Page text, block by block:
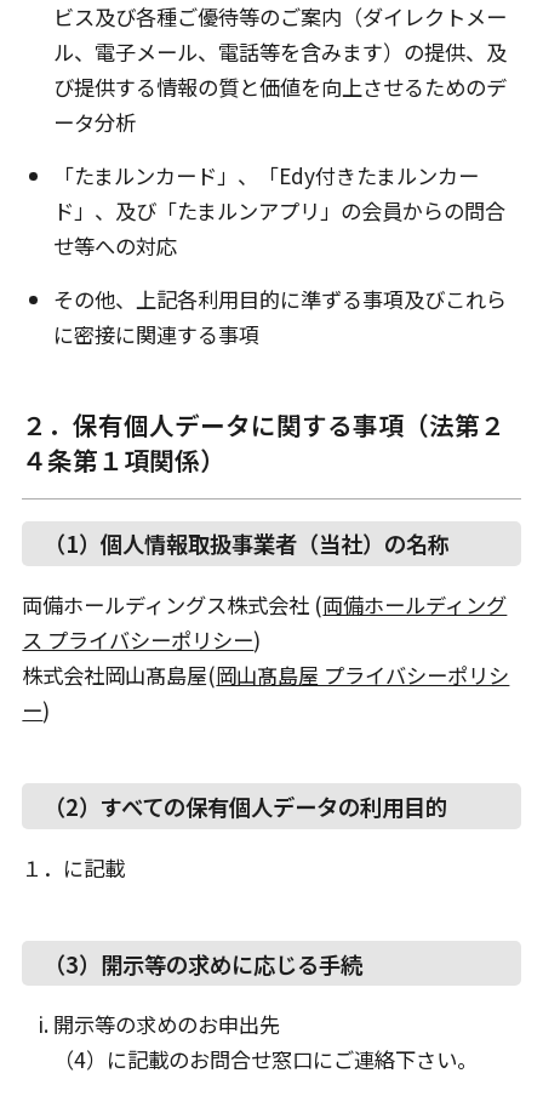
ビス及び各種ご優待等のご案内（ダイレクトメー
ル、電子メール、電話等を含みます）の提供、及
び提供する情報の質と価値を向上させるためのデ
ータ分析
「たまルンカード」、「Edy付きたまルンカー
ド」、及び「たまルンアプリ」の会員からの問合
せ等への対応
その他、上記各利用目的に準ずる事項及びこれら
に密接に関連する事項
２．保有個人データに関する事項（法第２
４条第１項関係）
（1）個人情報取扱事業者（当社）の名称
両備ホールディングス株式会社 (両備ホールディング
ス プライバシーポリシー)
株式会社岡山髙島屋(岡山髙島屋 プライバシーポリシ
ー)
（2）すべての保有個人データの利用目的
１．に記載
（3）開示等の求めに応じる手続
開示等の求めのお申出先
（4）に記載のお問合せ窓口にご連絡下さい。